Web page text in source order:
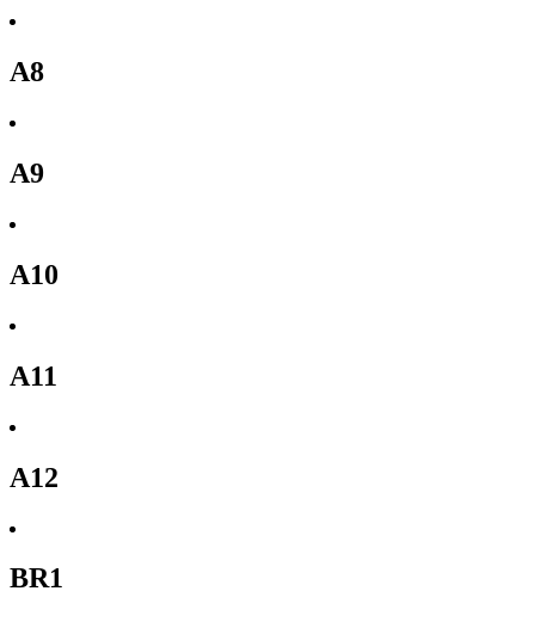
A8
A9
A10
A11
A12
BR1